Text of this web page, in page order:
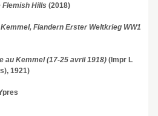
Flemish Hills (2018)
Flandern Erster Weltkrieg WW1
au Kemmel (17-25 avril 1918) (Impr L
1921)